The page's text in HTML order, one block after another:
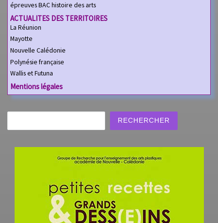
épreuves BAC histoire des arts
ACTUALITES DES TERRITOIRES
La Réunion
Mayotte
Nouvelle Calédonie
Polynésie française
Wallis et Futuna
Mentions légales
RECHERCHER